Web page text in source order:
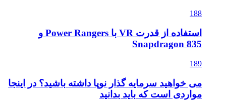
188
استفاده از قدرت VR با Power Rangers و
Snapdragon 835
189
می خواهید سرمایه گذار نوپا داشته باشید؟ در اینجا
مواردی است که باید بدانید